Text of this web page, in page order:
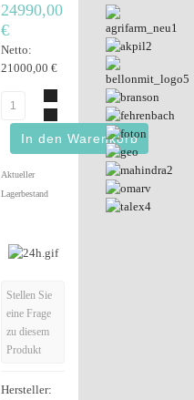
24990,00
€
Netto:
21000,00 €
Aktueller
Lagerbestand
Stellen Sie
eine Frage
zu diesem
Produkt
Hersteller: